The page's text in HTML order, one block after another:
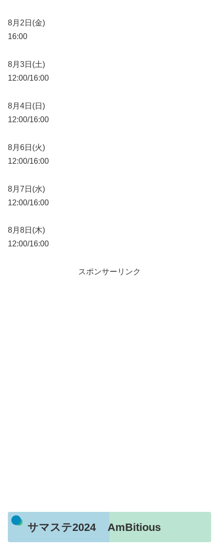
8月2日(金)
16:00
8月3日(土)
12:00/16:00
8月4日(日)
12:00/16:00
8月6日(火)
12:00/16:00
8月7日(水)
12:00/16:00
8月8日(木)
12:00/16:00
スポンサーリンク
サマステ2024 AmBitious